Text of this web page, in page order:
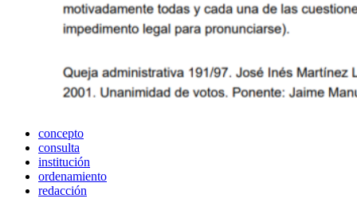
concepto
consulta
institución
ordenamiento
redacción